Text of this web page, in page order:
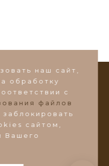
наш сайт,
обработку
с
файлов
сайтом,
Вашего
"Добрый Стиль"
район, пос.
Зеленая 1А
mebel.com